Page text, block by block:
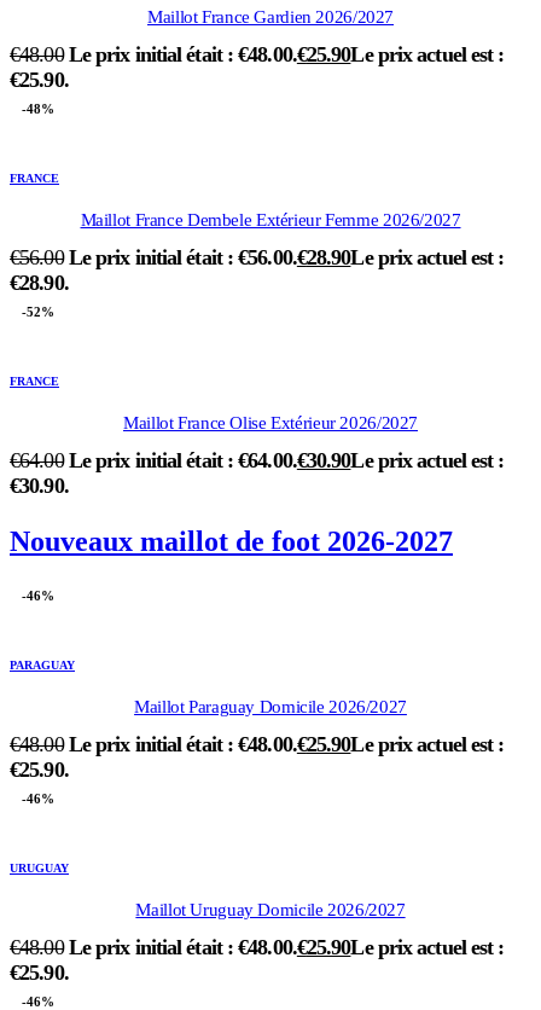
Maillot France Gardien 2026/2027
€48.00 Le prix initial était : €48.00.€25.90Le prix actuel est :
€25.90.
-48%
FRANCE
Maillot France Dembele Extérieur Femme 2026/2027
€56.00 Le prix initial était : €56.00.€28.90Le prix actuel est :
€28.90.
-52%
FRANCE
Maillot France Olise Extérieur 2026/2027
€64.00 Le prix initial était : €64.00.€30.90Le prix actuel est :
€30.90.
Nouveaux maillot de foot 2026-2027
-46%
PARAGUAY
Maillot Paraguay Domicile 2026/2027
€48.00 Le prix initial était : €48.00.€25.90Le prix actuel est :
€25.90.
-46%
URUGUAY
Maillot Uruguay Domicile 2026/2027
€48.00 Le prix initial était : €48.00.€25.90Le prix actuel est :
€25.90.
-46%